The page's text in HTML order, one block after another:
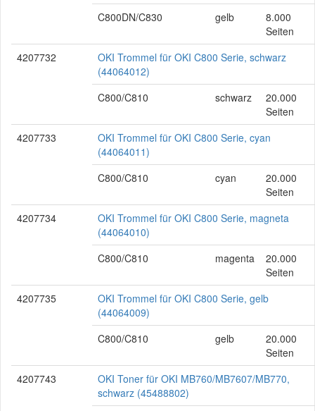
C800DN/C830
gelb
8.000
Seiten
4207732
OKI Trommel für OKI C800 Serie, schwarz
(44064012)
C800/C810
schwarz
20.000
Seiten
4207733
OKI Trommel für OKI C800 Serie, cyan
(44064011)
C800/C810
cyan
20.000
Seiten
4207734
OKI Trommel für OKI C800 Serie, magneta
(44064010)
C800/C810
magenta
20.000
Seiten
4207735
OKI Trommel für OKI C800 Serie, gelb
(44064009)
C800/C810
gelb
20.000
Seiten
4207743
OKI Toner für OKI MB760/MB7607/MB770,
schwarz (45488802)